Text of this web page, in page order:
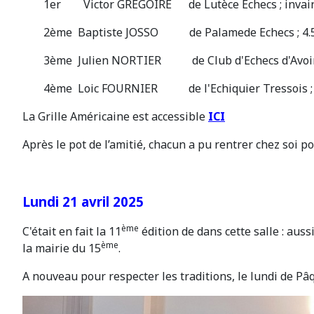
1er Victor GREGOIRE de Lutèce Echecs ;
2ème Baptiste JOSSO de Palamede Echecs ;
3ème Julien NORTIER de Club d'Echecs
4ème Loic FOURNIER de l'Echiquier Tressois ;
La Grille Américaine est accessible ICI
Après le pot de l’amitié, chacun a pu rentrer chez soi
Lundi 21 avril 2025
C'était en fait la 11ème édition de dans cette salle :
la mairie du 15ème.
A nouveau pour respecter les traditions, le lundi de